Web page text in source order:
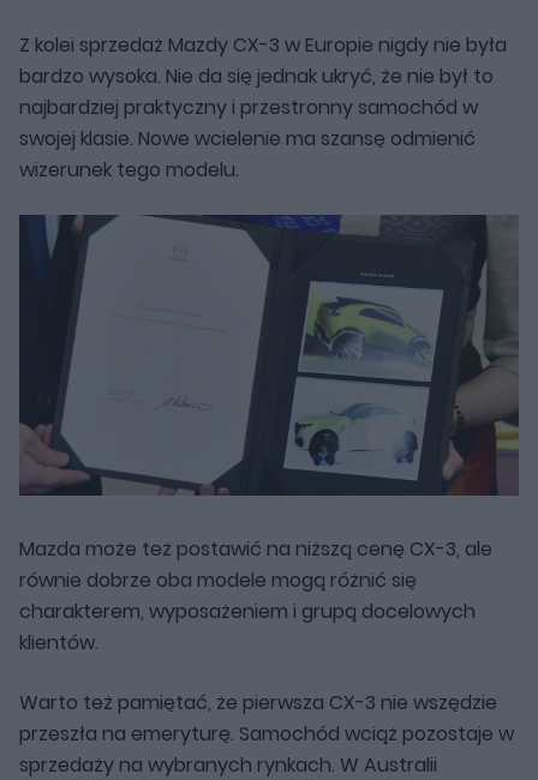
Z kolei sprzedaż Mazdy CX-3 w Europie nigdy nie była
bardzo wysoka. Nie da się jednak ukryć, że nie był to
najbardziej praktyczny i przestronny samochód w
swojej klasie. Nowe wcielenie ma szansę odmienić
wizerunek tego modelu.
Mazda może też postawić na niższą cenę CX-3, ale
równie dobrze oba modele mogą różnić się
charakterem, wyposażeniem i grupą docelowych
klientów.
Warto też pamiętać, że pierwsza CX-3 nie wszędzie
przeszła na emeryturę. Samochód wciąż pozostaje w
sprzedaży na wybranych rynkach. W Australii